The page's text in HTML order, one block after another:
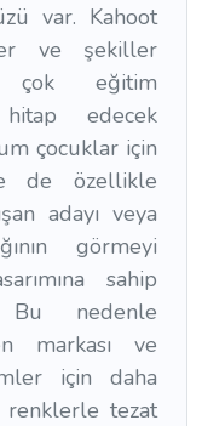
var. Kahoot
ve şekiller
çok eğitim
hitap edecek
çocuklar için
de özellikle
adayı veya
görmeyi
sahip
Bu nedenle
markası ve
için daha
tezat